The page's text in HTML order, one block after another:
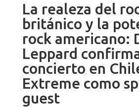
La realeza del
británico y la
rock americano:
Leppard
concierto en
Extreme como
guest